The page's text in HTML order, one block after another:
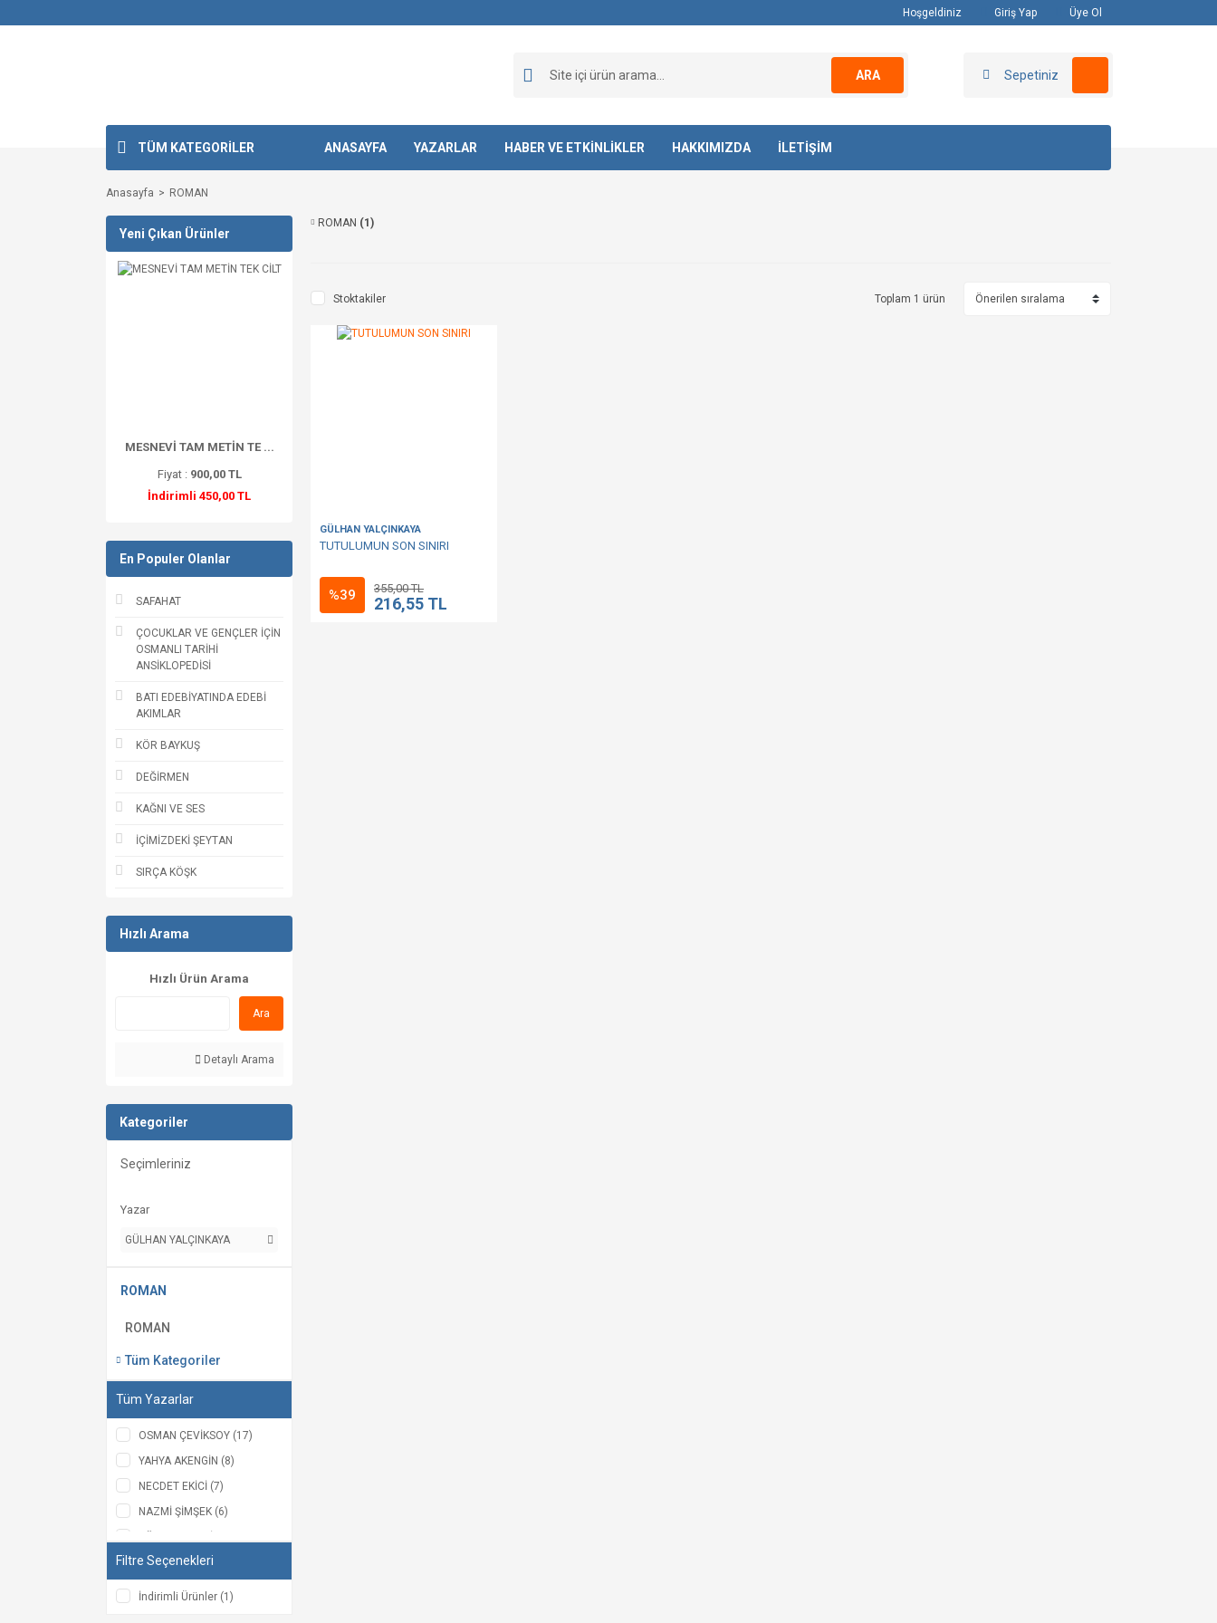
Hoşgeldiniz Giriş Yap Üye Ol
ARA Sepetiniz
TÜM KATEGORİLER ANASAYFA YAZARLAR HABER VE ETKİNLİKLER HAKKIMIZDA İLETİŞİM
Anasayfa ROMAN
Yeni Çıkan Ürünler
MESNEVİ TAM METİN TE ...
Fiyat : 900,00 TL
İndirimli 450,00 TL
En Populer Olanlar
SAFAHAT
ÇOCUKLAR VE GENÇLER İÇİN
OSMANLI TARİHİ
ANSİKLOPEDİSİ
BATI EDEBİYATINDA EDEBİ
AKIMLAR
KÖR BAYKUŞ
DEĞİRMEN
KAĞNI VE SES
İÇİMİZDEKİ ŞEYTAN
SIRÇA KÖŞK
Hızlı Arama
Hızlı Ürün Arama
Ara
Detaylı Arama
Kategoriler
Seçimleriniz
Yazar
GÜLHAN YALÇINKAYA
ROMAN
ROMAN
Tüm Kategoriler
Tüm Yazarlar
OSMAN ÇEVİKSOY (17)
YAHYA AKENGİN (8)
NECDET EKİCİ (7)
NAZMİ ŞİMŞEK (6)
(5)
AHMET BİCAN ERCİLASUN
(4)
Filtre Seçenekleri
İndirimli Ürünler (1)
ROMAN (1)
Stoktakiler Toplam 1 ürün
GÜLHAN YALÇINKAYA
TUTULUMUN SON SINIRI
%39 355,00 TL
216,55 TL